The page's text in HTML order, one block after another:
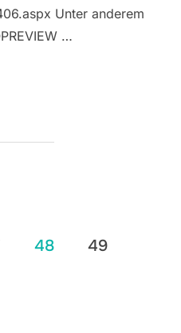
Unter anderem
…
OUTLOOK 2013 GLOBAL
48 49